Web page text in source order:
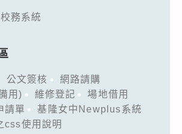
務系統
公文簽核
網路請購
用)
維修登記
場地借用
請單
基隆女中Newplus系統
css使用說明